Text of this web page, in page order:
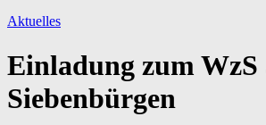
Aktuelles
Einladung zum
Siebenbürgen